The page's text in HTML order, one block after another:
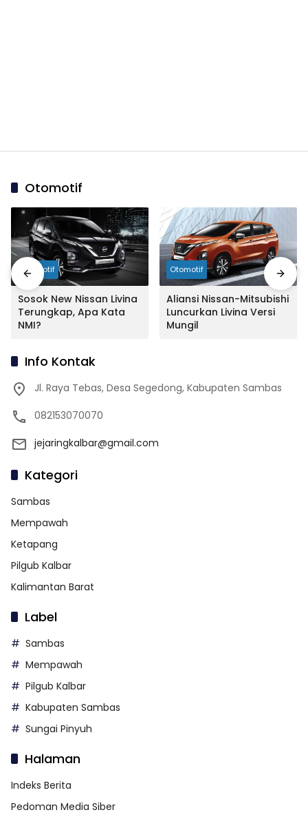
Otomotif
Otomotif
Sosok New Nissan Livina
Terungkap, Apa Kata
NMI?
Otomotif
Aliansi Nissan-Mitsubishi
Luncurkan Livina Versi
Mungil
Info Kontak
Jl. Raya Tebas, Desa Segedong, Kabupaten Sambas
082153070070
jejaringkalbar@gmail.com
Kategori
Sambas
Mempawah
Ketapang
Pilgub Kalbar
Kalimantan Barat
Label
Sambas
Mempawah
Pilgub Kalbar
Kabupaten Sambas
Sungai Pinyuh
Halaman
Indeks Berita
Pedoman Media Siber